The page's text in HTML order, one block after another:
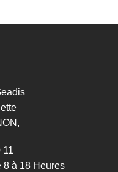
11
8 à 18 Heures